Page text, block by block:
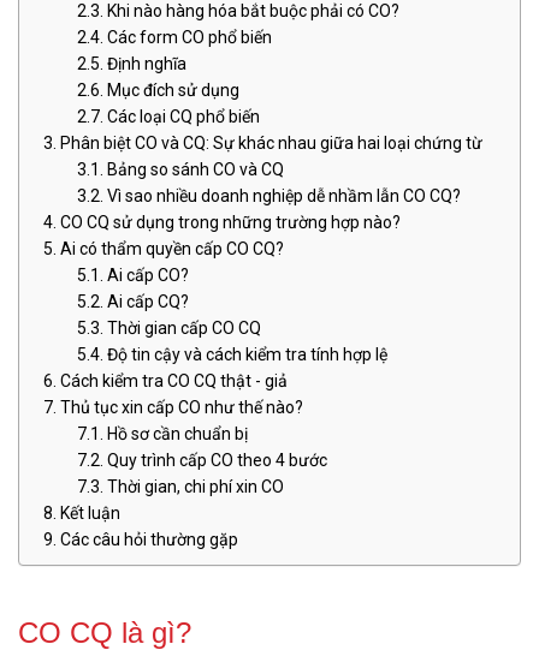
Khi nào hàng hóa bắt buộc phải có CO?
Các form CO phổ biến
Định nghĩa
Mục đích sử dụng
Các loại CQ phổ biến
Phân biệt CO và CQ: Sự khác nhau giữa hai loại chứng từ
Bảng so sánh CO và CQ
Vì sao nhiều doanh nghiệp dễ nhầm lẫn CO CQ?
CO CQ sử dụng trong những trường hợp nào?
Ai có thẩm quyền cấp CO CQ?
Ai cấp CO?
Ai cấp CQ?
Thời gian cấp CO CQ
Độ tin cậy và cách kiểm tra tính hợp lệ
Cách kiểm tra CO CQ thật - giả
Thủ tục xin cấp CO như thế nào?
Hồ sơ cần chuẩn bị
Quy trình cấp CO theo 4 bước
Thời gian, chi phí xin CO
Kết luận
Các câu hỏi thường gặp
CO CQ là gì?